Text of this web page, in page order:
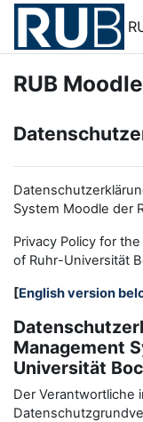
Zum Hauptinhalt
RUB Moodle
System Moodle der
Privacy Policy for the
of Ruhr-Universität
[English version
Management
Universität
Der Verantwortliche